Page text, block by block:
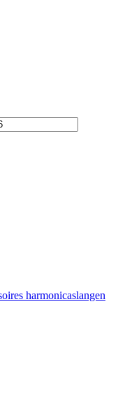
harmonicaslangen